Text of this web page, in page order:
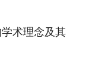
术理念及其